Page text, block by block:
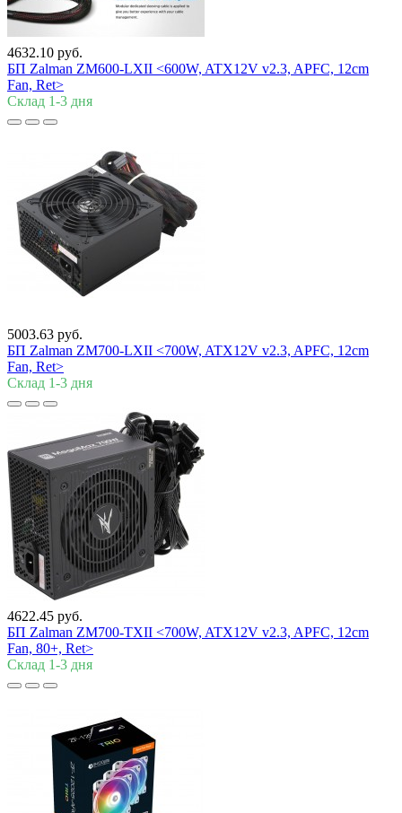
4632.10 руб.
БП Zalman ZM600-LXII <600W, ATX12V v2.3, APFC, 12cm
Fan, Ret>
Склад 1-3 дня
5003.63 руб.
БП Zalman ZM700-LXII <700W, ATX12V v2.3, APFC, 12cm
Fan, Ret>
Склад 1-3 дня
4622.45 руб.
БП Zalman ZM700-TXII <700W, ATX12V v2.3, APFC, 12cm
Fan, 80+, Ret>
Склад 1-3 дня